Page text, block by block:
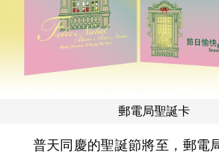
郵電局聖誕卡
普天同慶的聖誕節將至，郵電